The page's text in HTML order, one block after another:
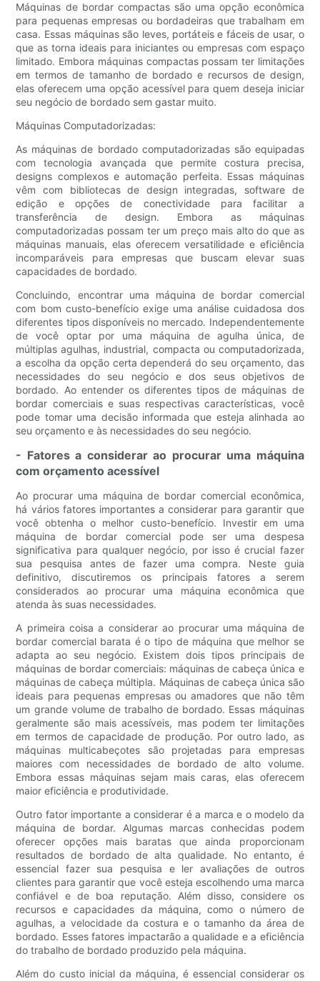
Máquinas de bordar compactas são uma opção econômica
para pequenas empresas ou bordadeiras que trabalham em
casa. Essas máquinas são leves, portáteis e fáceis de usar, o
que as torna ideais para iniciantes ou empresas com espaço
limitado. Embora máquinas compactas possam ter limitações
em termos de tamanho de bordado e recursos de design,
elas oferecem uma opção acessível para quem deseja iniciar
seu negócio de bordado sem gastar muito.
Máquinas Computadorizadas:
As máquinas de bordado computadorizadas são equipadas
com tecnologia avançada que permite costura precisa,
designs complexos e automação perfeita. Essas máquinas
vêm com bibliotecas de design integradas, software de
edição e opções de conectividade para facilitar a
transferência de design. Embora as máquinas
computadorizadas possam ter um preço mais alto do que as
máquinas manuais, elas oferecem versatilidade e eficiência
incomparáveis para empresas que buscam elevar suas
capacidades de bordado.
Concluindo, encontrar uma máquina de bordar comercial
com bom custo-benefício exige uma análise cuidadosa dos
diferentes tipos disponíveis no mercado. Independentemente
de você optar por uma máquina de agulha única, de
múltiplas agulhas, industrial, compacta ou computadorizada,
a escolha da opção certa dependerá do seu orçamento, das
necessidades do seu negócio e dos seus objetivos de
bordado. Ao entender os diferentes tipos de máquinas de
bordar comerciais e suas respectivas características, você
pode tomar uma decisão informada que esteja alinhada ao
seu orçamento e às necessidades do seu negócio.
- Fatores a considerar ao procurar uma máquina
com orçamento acessível
Ao procurar uma máquina de bordar comercial econômica,
há vários fatores importantes a considerar para garantir que
você obtenha o melhor custo-benefício. Investir em uma
máquina de bordar comercial pode ser uma despesa
significativa para qualquer negócio, por isso é crucial fazer
sua pesquisa antes de fazer uma compra. Neste guia
definitivo, discutiremos os principais fatores a serem
considerados ao procurar uma máquina econômica que
atenda às suas necessidades.
A primeira coisa a considerar ao procurar uma máquina de
bordar comercial barata é o tipo de máquina que melhor se
adapta ao seu negócio. Existem dois tipos principais de
máquinas de bordar comerciais: máquinas de cabeça única e
máquinas de cabeça múltipla. Máquinas de cabeça única são
ideais para pequenas empresas ou amadores que não têm
um grande volume de trabalho de bordado. Essas máquinas
geralmente são mais acessíveis, mas podem ter limitações
em termos de capacidade de produção. Por outro lado, as
máquinas multicabeçotes são projetadas para empresas
maiores com necessidades de bordado de alto volume.
Embora essas máquinas sejam mais caras, elas oferecem
maior eficiência e produtividade.
Outro fator importante a considerar é a marca e o modelo da
máquina de bordar. Algumas marcas conhecidas podem
oferecer opções mais baratas que ainda proporcionam
resultados de bordado de alta qualidade. No entanto, é
essencial fazer sua pesquisa e ler avaliações de outros
clientes para garantir que você esteja escolhendo uma marca
confiável e de boa reputação. Além disso, considere os
recursos e capacidades da máquina, como o número de
agulhas, a velocidade da costura e o tamanho da área de
bordado. Esses fatores impactarão a qualidade e a eficiência
do trabalho de bordado produzido pela máquina.
Além do custo inicial da máquina, é essencial considerar os